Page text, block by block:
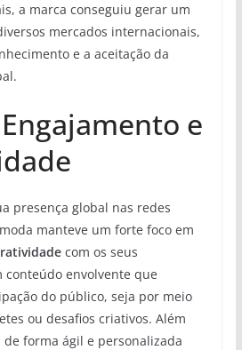
a marca conseguiu gerar um
mercados internacionais,
e a aceitação da
e
presença global nas redes
manteve um forte foco em
com os seus
conteúdo envolvente que
do público, seja por meio
ou desafios criativos. Além
forma ágil e personalizada